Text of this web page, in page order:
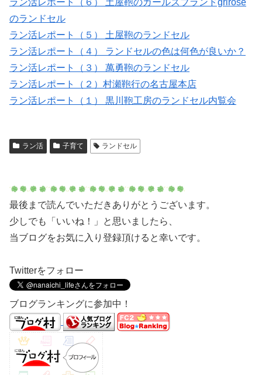
のランドセル
ラン活レポート（５） 土屋鞄のランドセル
ラン活レポート（４） ランドセルの色は何色が良いか？
ラン活レポート（３） 萬勇鞄のランドセル
ラン活レポート（２）村瀬鞄行の名古屋本店
ラン活レポート（１） 黒川鞄工房のランドセル内覧会
ラン活 子育て ランドセル
最後まで読んでいただきありがとうございます。
少しでも「いいね！」と思いましたら、
当ブログをお気に入り登録頂けると幸いです。
Twitterをフォロー
ブログランキングに参加中！